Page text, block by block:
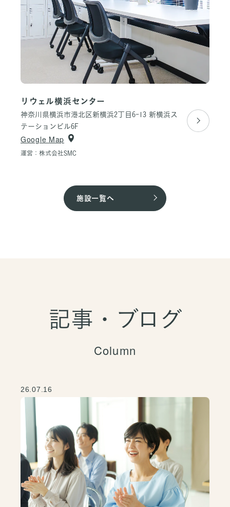
リウェル横浜センター
神奈川県横浜市港北区新横浜2丁目6-13 新横浜ス
テーションビル6F
Google Map
運営：株式会社SMC
施設一覧へ
記事・ブログ
Column
26.07.16